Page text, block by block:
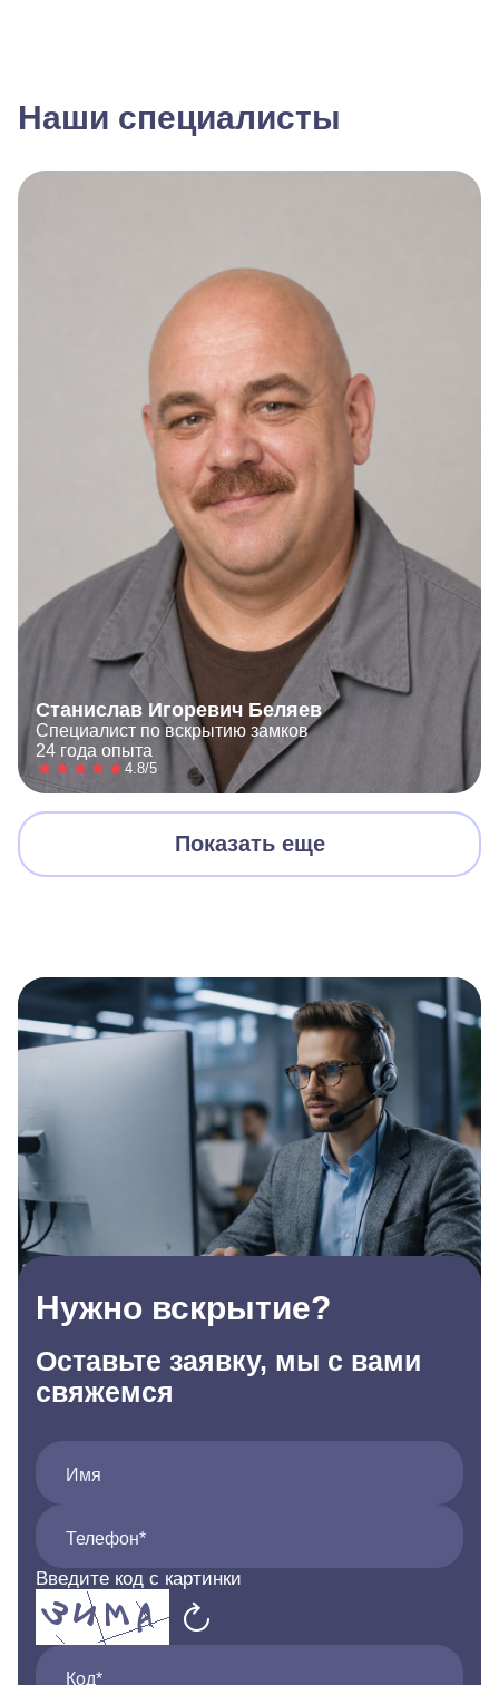
Наши специалисты
Станислав Игоревич Беляев
Специалист по вскрытию замков
24 года опыта
4.8/5
Показать еще
Нужно вскрытие?
Оставьте заявку, мы с вами
свяжемся
Имя
Телефон*
Введите код с картинки
Код*